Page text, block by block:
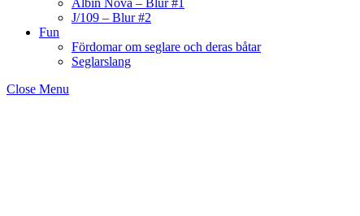
Albin Nova – Blur #1
J/109 – Blur #2
Fun
Fördomar om seglare och deras båtar
Seglarslang
Close Menu